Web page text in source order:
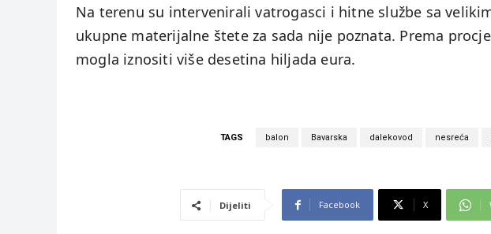
Na terenu su intervenirali vatrogasci i hitne službe sa
ukupne materijalne štete za sada nije poznata. Prema
mogla iznositi više desetina hiljada eura.
TAGS balon Bavarska dalekovod nesreća
Dijeliti Facebook X